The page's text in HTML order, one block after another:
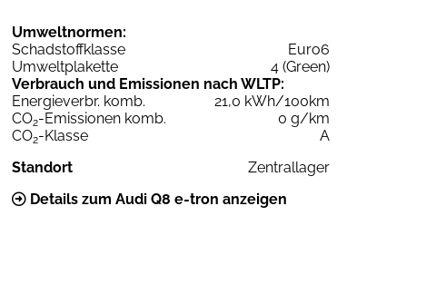
Umweltnormen:
Schadstoffklasse
Euro6
Umweltplakette
4 (Green)
Verbrauch und Emissionen nach WLTP:
Energieverbr. komb.
21,0 kWh/100km
CO2-Emissionen komb.
0 g/km
CO2-Klasse
A
Standort
Zentrallager
Details zum Audi Q8 e-tron anzeigen